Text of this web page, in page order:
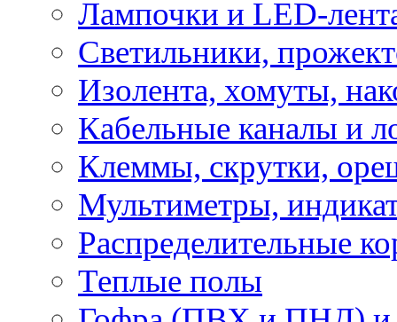
Лампочки и LED-
Светильники,
Изолента, хомуты,
Кабельные каналы и
Клеммы, скрутки,
Мультиметры,
Распределительные
Теплые полы